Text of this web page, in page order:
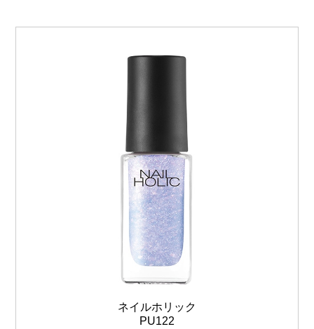
ネイルホリック
PU122